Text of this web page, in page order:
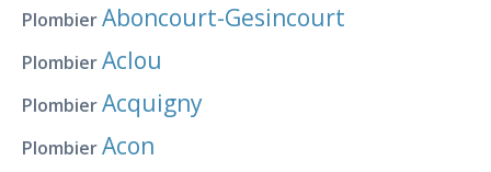
PlombierAboncourt-Gesincourt
PlombierAclou
PlombierAcquigny
PlombierAcon